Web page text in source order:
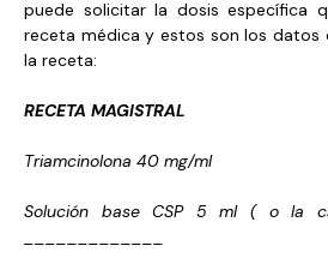
puede solicitar la dosis específica
receta médica y estos son los datos
la receta:
RECETA MAGISTRAL
Triamcinolona 40 mg/ml
Solución base CSP 5 ml ( o la